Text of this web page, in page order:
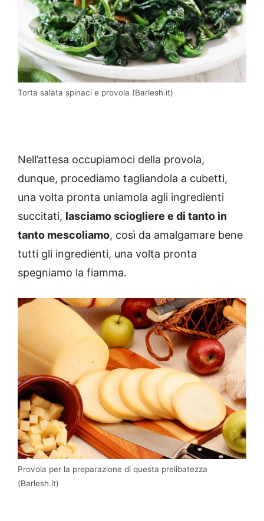
Torta salata spinaci e provola (Barlesh.it)
Nell’attesa occupiamoci della provola,
dunque, procediamo tagliandola a cubetti,
una volta pronta uniamola agli ingredienti
succitati, lasciamo sciogliere e di tanto in
tanto mescoliamo, così da amalgamare bene
tutti gli ingredienti, una volta pronta
spegniamo la fiamma.
Provola per la preparazione di questa prelibatezza
(Barlesh.it)